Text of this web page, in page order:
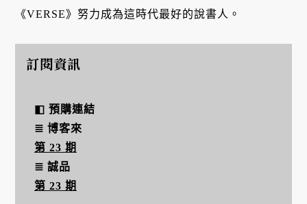
《VERSE》努力成為這時代最好的說書人。
訂閱資訊
◧ 預購連結
≣ 博客來
第 23 期
≣ 誠品
第 23 期